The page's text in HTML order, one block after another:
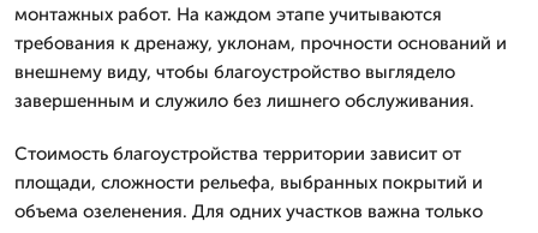
монтажных работ. На каждом этапе учитываются
требования к дренажу, уклонам, прочности оснований и
внешнему виду, чтобы благоустройство выглядело
завершенным и служило без лишнего обслуживания.
Стоимость благоустройства территории зависит от
площади, сложности рельефа, выбранных покрытий и
объема озеленения. Для одних участков важна только